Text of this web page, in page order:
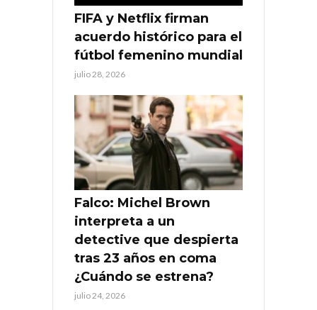
FIFA y Netflix firman
acuerdo histórico para el
fútbol femenino mundial
julio 28, 2026
Falco: Michel Brown
interpreta a un
detective que despierta
tras 23 años en coma
¿Cuándo se estrena?
julio 24, 2026